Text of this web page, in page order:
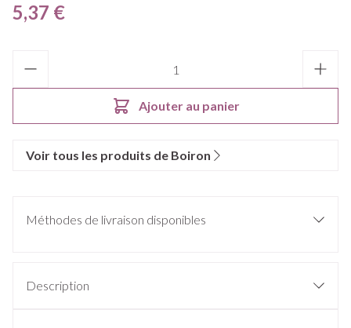
5,37 €
Ajouter au panier
Voir tous les produits de Boiron
Méthodes de livraison disponibles
Description